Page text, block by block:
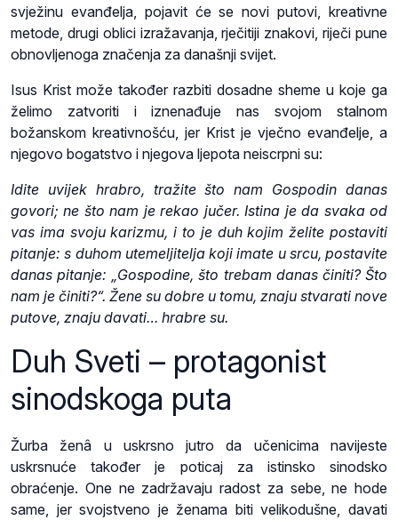
svježinu evanđelja, pojavit će se novi putovi, kreativne
metode, drugi oblici izražavanja, rječitiji znakovi, riječi pune
obnovljenoga značenja za današnji svijet.
Isus Krist može također razbiti dosadne sheme u koje ga
želimo zatvoriti i iznenađuje nas svojom stalnom
božanskom kreativnošću, jer Krist je vječno evanđelje, a
njegovo bogatstvo i njegova ljepota neiscrpni su:
Idite uvijek hrabro, tražite što nam Gospodin danas
govori; ne što nam je rekao jučer. Istina je da svaka od
vas ima svoju karizmu, i to je duh kojim želite postaviti
pitanje: s duhom utemeljitelja koji imate u srcu, postavite
danas pitanje: „Gospodine, što trebam danas činiti? Što
nam je činiti?“. Žene su dobre u tomu, znaju stvarati nove
putove, znaju davati… hrabre su.
Duh Sveti – protagonist
sinodskoga puta
Žurba ženâ u uskrsno jutro da učenicima navijeste
uskrsnuće također je poticaj za istinsko sinodsko
obraćenje. One ne zadržavaju radost za sebe, ne hode
same, jer svojstveno je ženama biti velikodušne, davati